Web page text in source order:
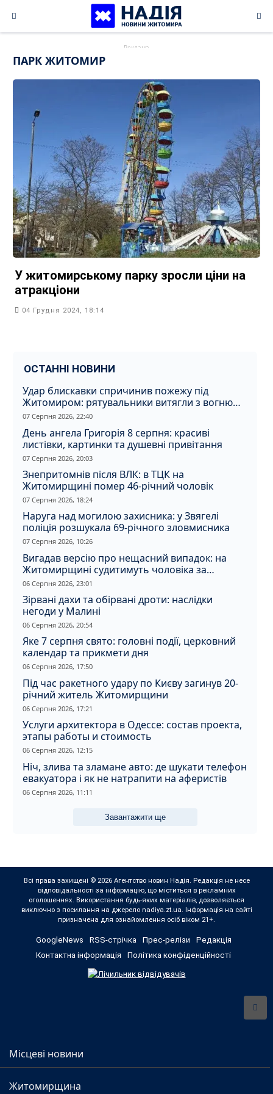
content
ПАРК ЖИТОМИР
У житомирському парку зросли ціни на
атракціони
04 Грудня 2024, 18:14
ОСТАННІ НОВИНИ
Удар блискавки спричинив пожежу під
Житомиром: рятувальники витягли з вогню
кота
07 Серпня 2026, 22:40
День ангела Григорія 8 серпня: красиві
листівки, картинки та душевні привітання
07 Серпня 2026, 20:03
Знепритомнів після ВЛК: в ТЦК на
Житомирщині помер 46-річний чоловік
07 Серпня 2026, 18:24
Наруга над могилою захисника: у Звягелі
поліція розшукала 69-річного зловмисника
07 Серпня 2026, 10:26
Вигадав версію про нещасний випадок: на
Житомирщині судитимуть чоловіка за
вбивство співмешканки
06 Серпня 2026, 23:01
Зірвані дахи та обірвані дроти: наслідки
негоди у Малині
06 Серпня 2026, 20:54
Яке 7 серпня свято: головні події, церковний
календар та прикмети дня
06 Серпня 2026, 17:50
Під час ракетного удару по Києву загинув 20-
річний житель Житомирщини
06 Серпня 2026, 17:21
Услуги архитектора в Одессе: состав проекта,
этапы работы и стоимость
06 Серпня 2026, 12:15
Ніч, злива та зламане авто: де шукати телефон
евакуатора і як не натрапити на аферистів
06 Серпня 2026, 11:11
Завантажити ще
Всі права захищені © 2026 Агентство новин Надія. Редакція не несе
відповідальності за інформацію, що міститься в рекламних
оголошеннях. Використання будь-яких матеріалів, дозволяється
виключно з посилання на джерело nadiya.zt.ua. Інформація на сайті
призначена для ознайомлення осіб віком 21+.
GoogleNews RSS-стрічка Прес-релізи
Редакція
Контактна інформація
Політика конфіденційності
Місцеві новини
Житомирщина